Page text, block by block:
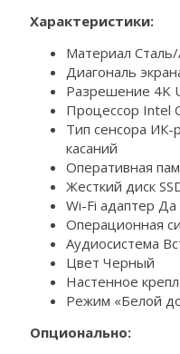
Характеристики:
Материал
Диагональ
Разрешение 4K
Процессор Intel
Тип сенсора
касаний
Оперативная
Жесткий диск
Wi-Fi адаптер Да
Операционная
Аудиосистема
Цвет Черный
Настенное
Режим «Белой
Опционально: